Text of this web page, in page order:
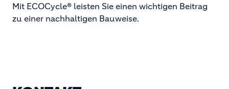
Mit ECOCycle® leisten Sie einen wichtigen Beitrag
zu einer nachhaltigen Bauweise.